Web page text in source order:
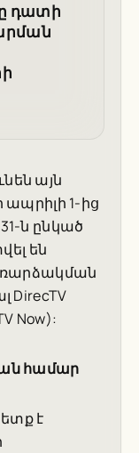
դատի
այն
1-ից
ն ընկած
են
DirecTV
Now):
համար
է